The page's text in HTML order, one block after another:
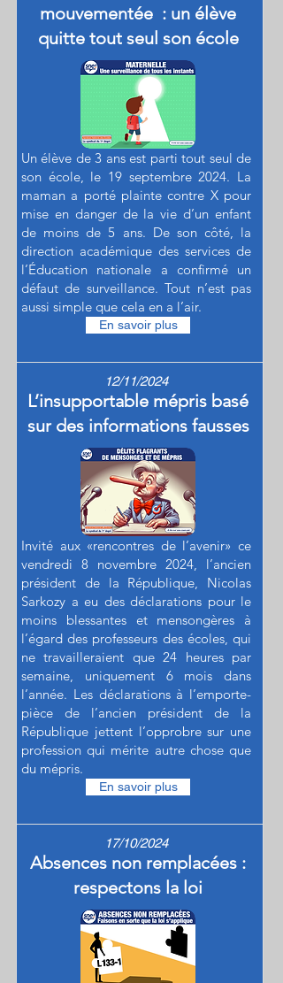
mouvementée : un élève
quitte tout seul son école
Un élève de 3 ans est parti tout seul de
son école, le 19 septembre 2024. La
maman a porté plainte contre X pour
mise en danger de la vie d’un enfant
de moins de 5 ans. De son côté, la
direction académique des services de
l’Éducation nationale a confirmé un
défaut de surveillance. Tout n’est pas
aussi simple que cela en a l’air.
En savoir plus
12/11/2024
L’insupportable mépris basé
sur des informations fausses
Invité aux «rencontres de l’avenir» ce
vendredi 8 novembre 2024, l’ancien
président de la République, Nicolas
Sarkozy a eu des déclarations pour le
moins blessantes et mensongères à
l’égard des professeurs des écoles, qui
ne travailleraient que 24 heures par
semaine, uniquement 6 mois dans
l’année. Les déclarations à l’emporte-
pièce de l’ancien président de la
République jettent l’opprobre sur une
profession qui mérite autre chose que
du mépris.
En savoir plus
17/10/2024
Absences non remplacées :
respectons la loi